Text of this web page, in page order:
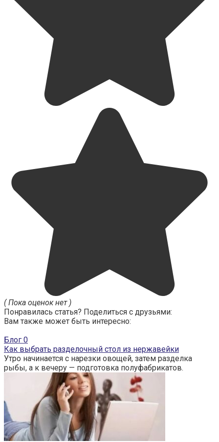
( Пока оценок нет )
Понравилась статья? Поделиться с друзьями:
Вам также может быть интересно:
Блог 0
Как выбрать разделочный стол из нержавейки
Утро начинается с нарезки овощей, затем разделка
рыбы, а к вечеру — подготовка полуфабрикатов.